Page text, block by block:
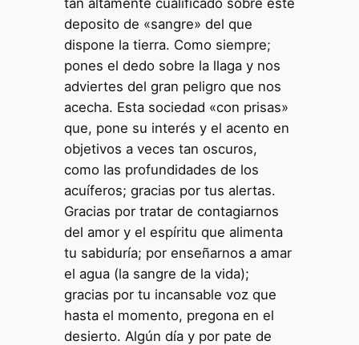
deposito de «sangre» del que
dispone la tierra. Como siempre;
pones el dedo sobre la llaga y nos
adviertes del gran peligro que nos
acecha. Esta sociedad «con prisas»
que, pone su interés y el acento en
objetivos a veces tan oscuros,
como las profundidades de los
acuíferos; gracias por tus alertas.
Gracias por tratar de contagiarnos
del amor y el espíritu que alimenta
tu sabiduría; por enseñarnos a amar
el agua (la sangre de la vida);
gracias por tu incansable voz que
hasta el momento, pregona en el
desierto. Algún día y por pate de